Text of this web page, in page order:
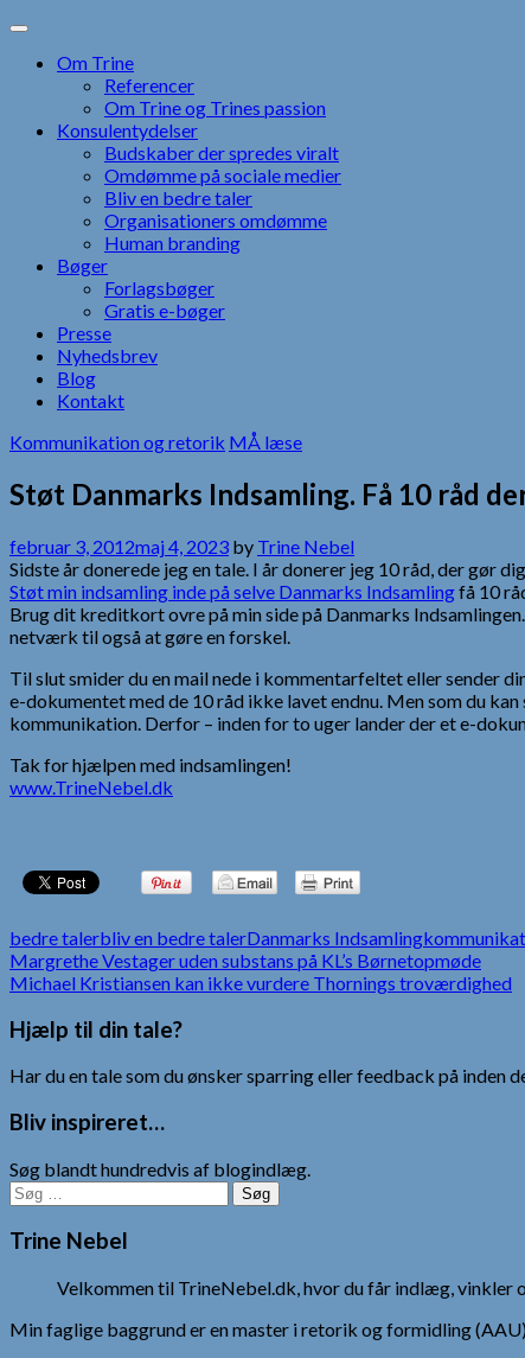
Skip
contentOm Trine
Referencer
Om Trine og Trines passion
Konsulentydelser
Budskaber der spredes viralt
Omdømme på sociale medier
Bliv en bedre taler
Organisationers omdømme
Human branding
Bøger
Forlagsbøger
Gratis e-bøger
Presse
Nyhedsbrev
Blog
Kontakt
Kommunikation og retorik MÅ læse
Støt Danmarks Indsamling. Få 10 råd
februar 3, 2012maj 4, 2023 by Trine Nebel
Sidste år donerede jeg en tale. I år donerer jeg 10 råd, der gør
Støt min indsamling inde på selve Danmarks Indsamlingfå 10
Brug dit kreditkort ovre på min side på Danmarks
netværk til også at gøre en forskel.
Til slut smider du en mail nede i kommentarfeltet eller sender
e-dokumentet med de 10 råd ikke lavet endnu. Men som du
kommunikation. Derfor – inden for to uger lander der et e-
Tak for hjælpen med indsamlingen!
www.TrineNebel.dk
bedre talerbliv en bedre talerDanmarks Indsamling
Indlægsnavigation
Margrethe Vestager uden substans på KL’s Børnetopmøde
Michael Kristiansen kan ikke vurdere Thornings troværdighed
Hjælp til din tale?
Har du en tale som du ønsker sparring eller feedback på inden
Bliv inspireret…
Søg blandt hundredvis af blogindlæg.
Søg
efter:
Trine Nebel
Velkommen til TrineNebel.dk, hvor du får indlæg, vinkler
Min faglige baggrund er en master i retorik og formidling